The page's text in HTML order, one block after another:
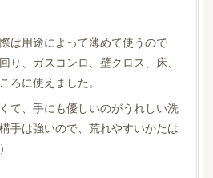
は用途によって薄めて使うので
り、ガスコンロ、壁クロス、床、
ろに使えました。
て、手にも優しいのがうれしい洗
手は強いので、荒れやすいかたは